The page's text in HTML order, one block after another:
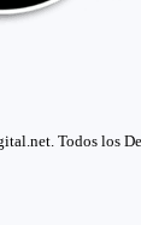
Todos los